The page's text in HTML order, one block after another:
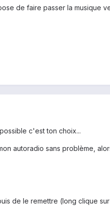
de faire passer la musique
c'est ton choix...
autoradio sans problème,
de le remettre (long clique